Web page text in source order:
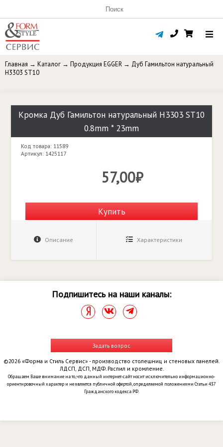
Главная → Каталог → Продукция EGGER → Дуб Гамильтон натуральный
H3303 ST10
Кромка Дуб Гамильтон натуральный H3303 ST10
0.8mm * 23mm
Код товара: 11589
Артикул: 1425117
57,00₽
Купить
Описание Характеристики
Подпишитесь на наши каналы:
Задать вопрос
©2026 «Форма и Стиль Сервис» - производство столешниц и стеновых панелей.
ЛДСП, ДСП, МДФ. Распил и кромление.
Обращаем Ваше внимание на то, что данный интернет-сайт носит исключительно информационно-
ориентировочный характер и не является публичной офертой, определяемой положениями Статьи 437
Гражданского кодекса РФ.